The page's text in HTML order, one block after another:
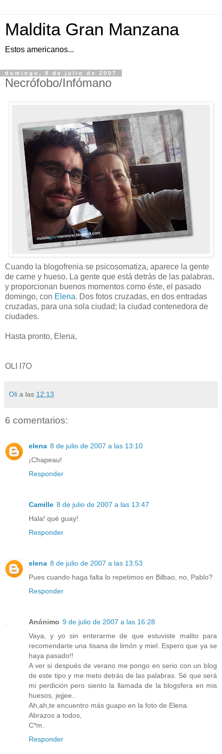
Maldita Gran Manzana
Estos americanos...
domingo, 8 de julio de 2007
Necrófobo/Infómano
Cuando la blogofrenia se psicosomatiza, aparece la gente
de carne y hueso. La gente que está detrás de las palabras,
y proporcionan buenos momentos como éste, el pasado
domingo, con Elena. Dos fotos cruzadas, en dos entradas
cruzadas, para una sola ciudad; la ciudad contenedora de
ciudades.
Hasta pronto, Elena,
OLI I7O
Oli a las 12:13
6 comentarios:
elena 8 de julio de 2007 a las 13:10
¡Chapeau!
Responder
Camille 8 de julio de 2007 a las 13:47
Hala! qué guay!
Responder
elena 8 de julio de 2007 a las 13:53
Pues cuando haga falta lo repetimos en Bilbao, no, Pablo?
Responder
Anónimo 9 de julio de 2007 a las 16:28
Vaya, y yo sin enterarme de que estuviste malito para
recomendarte una tisana de limón y miel. Espero que ya se
haya pasado!!
A ver si después de verano me pongo en serio con un blog
de este tipo y me meto detrás de las palabras. Sé que será
mi perdición pero siento la llamada de la blogsfera en mis
huesos, jejjee..
Ah,ah,te encuentro más guapo en la foto de Elena.
Abrazos a todos,
C*m.
Responder